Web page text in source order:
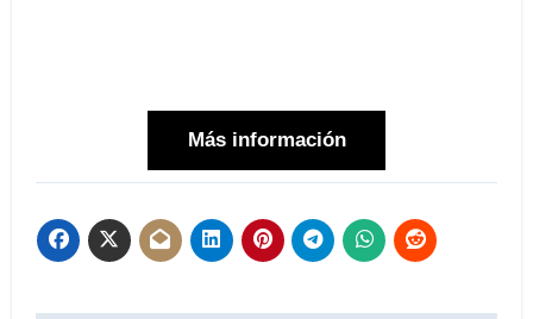
Más información